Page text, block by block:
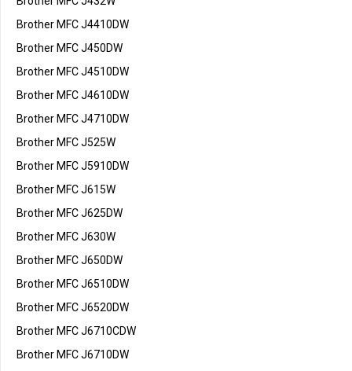
Brother MFC J4410DW
Brother MFC J450DW
Brother MFC J4510DW
Brother MFC J4610DW
Brother MFC J4710DW
Brother MFC J525W
Brother MFC J5910DW
Brother MFC J615W
Brother MFC J625DW
Brother MFC J630W
Brother MFC J650DW
Brother MFC J6510DW
Brother MFC J6520DW
Brother MFC J6710CDW
Brother MFC J6710DW